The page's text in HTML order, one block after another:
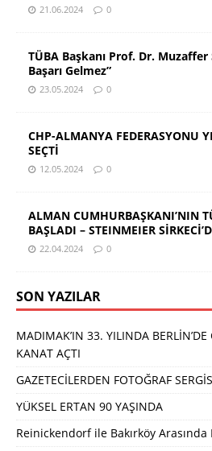
21.06.2024 0
TÜBA Başkanı Prof. Dr.
Başarı Gelmez”
23.05.2024 0
CHP-ALMANYA FEDERASYONU
SEÇTİ
12.05.2024 0
ALMAN CUMHURBAŞKANI’NIN
BAŞLADI – STEINMEIER
22.04.2024 0
SON YAZILAR
MADIMAK’IN 33. YILINDA BERLİN’DE
KANAT AÇTI
GAZETECİLERDEN FOTOĞRAF
YÜKSEL ERTAN 90 YAŞINDA
Reinickendorf ile Bakırköy